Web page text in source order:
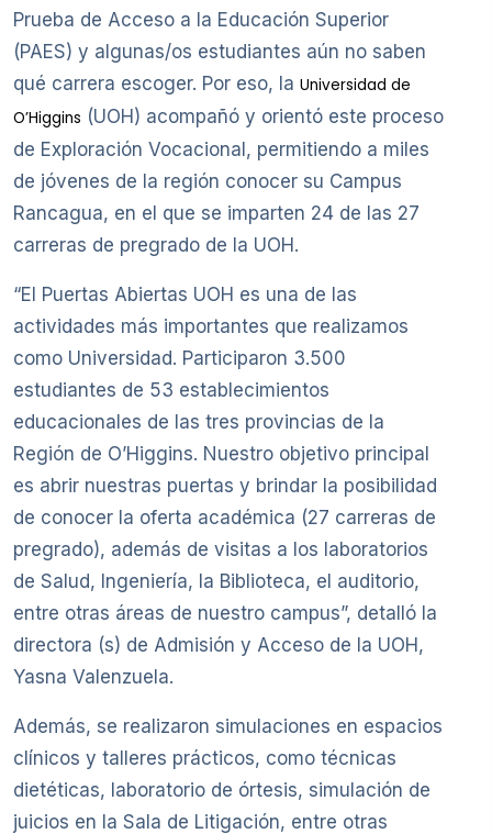
Prueba de Acceso a la Educación Superior
(PAES) y algunas/os estudiantes aún no saben
qué carrera escoger. Por eso, la Universidad de
O’Higgins (UOH) acompañó y orientó este proceso
de Exploración Vocacional, permitiendo a miles
de jóvenes de la región conocer su Campus
Rancagua, en el que se imparten 24 de las 27
carreras de pregrado de la UOH.
“El Puertas Abiertas UOH es una de las
actividades más importantes que realizamos
como Universidad. Participaron 3.500
estudiantes de 53 establecimientos
educacionales de las tres provincias de la
Región de O’Higgins. Nuestro objetivo principal
es abrir nuestras puertas y brindar la posibilidad
de conocer la oferta académica (27 carreras de
pregrado), además de visitas a los laboratorios
de Salud, Ingeniería, la Biblioteca, el auditorio,
entre otras áreas de nuestro campus”, detalló la
directora (s) de Admisión y Acceso de la UOH,
Yasna Valenzuela.
Además, se realizaron simulaciones en espacios
clínicos y talleres prácticos, como técnicas
dietéticas, laboratorio de órtesis, simulación de
juicios en la Sala de Litigación, entre otras